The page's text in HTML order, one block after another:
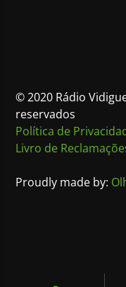
© 2020 Rádio
reservados
Política de
Livro de
Proudly made by: